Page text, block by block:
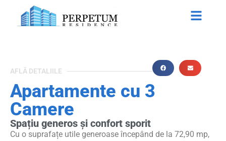
AFLĂ DETALIILE
Apartamente cu 3
Camere
Spațiu generos și confort sporit
Cu o suprafațe utile generoase începând de la 72,90 mp,